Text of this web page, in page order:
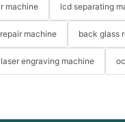
machine lcd separating
machine back glass
engraving machine